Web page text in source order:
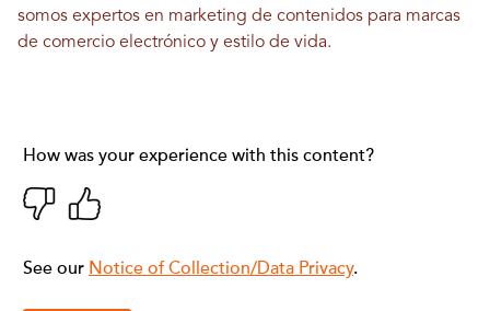
somos expertos en marketing de contenidos para marcas
de comercio electrónico y estilo de vida.